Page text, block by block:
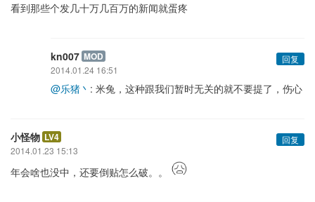
看到那些个发几十万几百万的新闻就蛋疼
kn007 MOD
回复
2014.01.24 16:51
@乐猪丶 : 米兔，这种跟我们暂时无关的就不要提了，伤心
小怪物 LV4
回复
2014.01.23 15:13
年会啥也没中，还要倒贴怎么破。。